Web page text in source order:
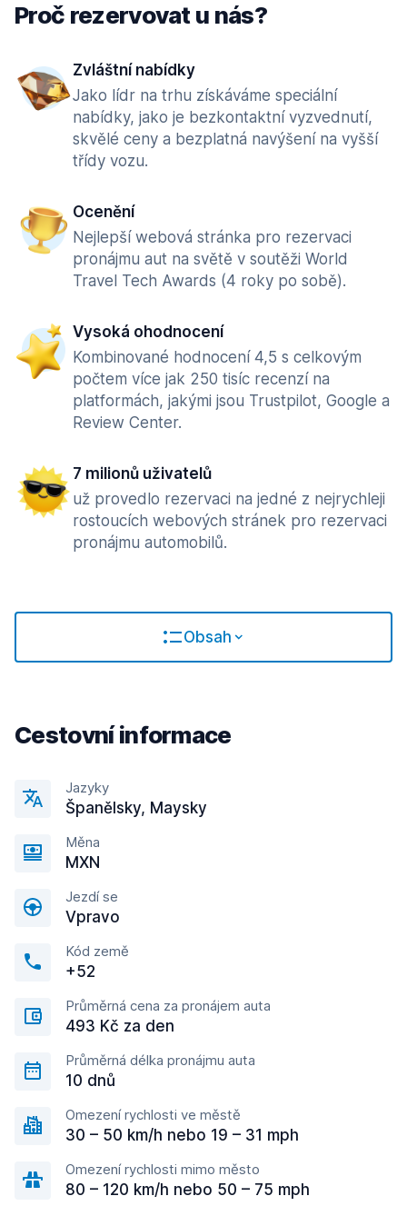
Proč rezervovat u nás?
Zvláštní nabídky
Jako lídr na trhu získáváme speciální
nabídky, jako je bezkontaktní vyzvednutí,
skvělé ceny a bezplatná navýšení na vyšší
třídy vozu.
Ocenění
Nejlepší webová stránka pro rezervaci
pronájmu aut na světě v soutěži World
Travel Tech Awards (4 roky po sobě).
Vysoká ohodnocení
Kombinované hodnocení 4,5 s celkovým
počtem více jak 250 tisíc recenzí na
platformách, jakými jsou Trustpilot, Google a
Review Center.
7 milionů uživatelů
už provedlo rezervaci na jedné z nejrychleji
rostoucích webových stránek pro rezervaci
pronájmu automobilů.
Obsah
Cestovní informace
Jazyky
Španělsky, Maysky
Měna
MXN
Jezdí se
Vpravo
Kód země
+52
Průměrná cena za pronájem auta
493 Kč za den
Průměrná délka pronájmu auta
10 dnů
Omezení rychlosti ve městě
30 – 50 km/h nebo 19 – 31 mph
Omezení rychlosti mimo město
80 – 120 km/h nebo 50 – 75 mph